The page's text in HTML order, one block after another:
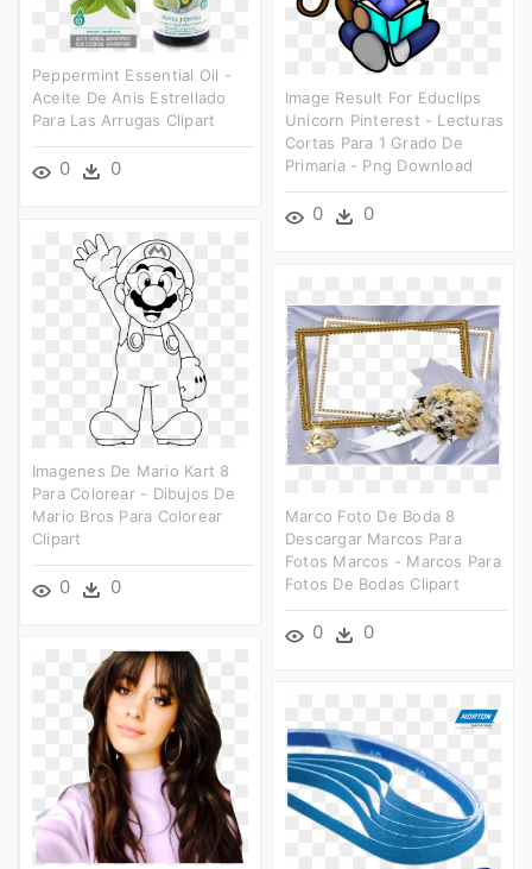
Peppermint Essential Oil -
Aceite De Anis Estrellado
Para Las Arrugas Clipart
0 0
Image Result For Educlips
Unicorn Pinterest - Lecturas
Cortas Para 1 Grado De
Primaria - Png Download
0 0
Imagenes De Mario Kart 8
Para Colorear - Dibujos De
Mario Bros Para Colorear
Clipart
0 0
Marco Foto De Boda 8
Descargar Marcos Para
Fotos Marcos - Marcos Para
Fotos De Bodas Clipart
0 0